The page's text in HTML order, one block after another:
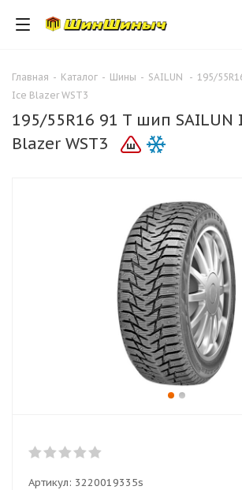
Главная - Каталог - Шины - SAILUN - 195/
Ice Blazer WST3
195/55R16 91 T шип SAILUN
Blazer WST3
Артикул: 3220019335s